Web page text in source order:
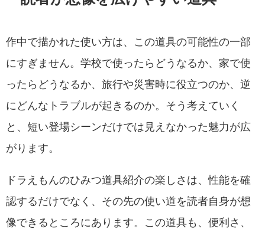
作中で描かれた使い方は、この道具の可能性の一部
にすぎません。学校で使ったらどうなるか、家で使
ったらどうなるか、旅行や災害時に役立つのか、逆
にどんなトラブルが起きるのか。そう考えていく
と、短い登場シーンだけでは見えなかった魅力が広
がります。
ドラえもんのひみつ道具紹介の楽しさは、性能を確
認するだけでなく、その先の使い道を読者自身が想
像できるところにあります。この道具も、便利さ、